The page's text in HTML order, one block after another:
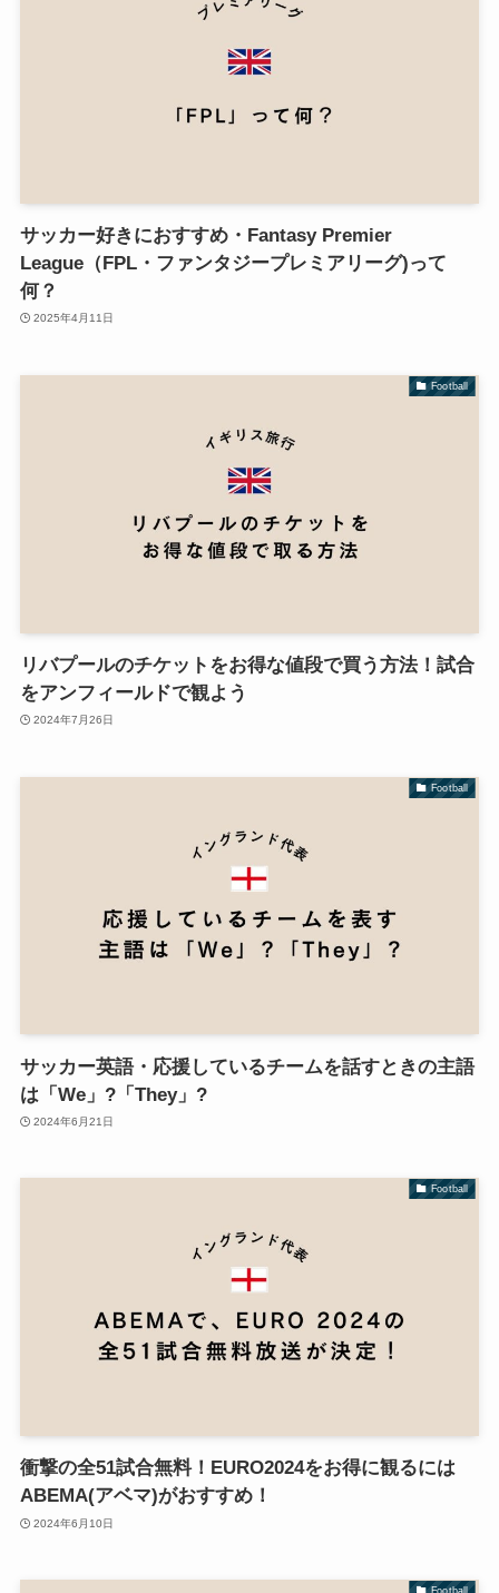
サッカー好きにおすすめ・Fantasy Premier
League（FPL・ファンタジープレミアリーグ)って
何？
2025年4月11日
Football
リバプールのチケットをお得な値段で買う方法！試合
をアンフィールドで観よう
2024年7月26日
Football
サッカー英語・応援しているチームを話すときの主語
は「We」?「They」?
2024年6月21日
Football
衝撃の全51試合無料！EURO2024をお得に観るには
ABEMA(アベマ)がおすすめ！
2024年6月10日
Football